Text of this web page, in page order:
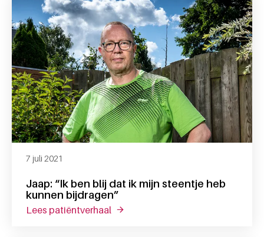
Jaap: “Ik ben blij dat ik mijn steentje heb
kunnen bijdragen”
7 juli 2021
lees patiëntverhaal over jaap: “ik ben blij dat ik mijn